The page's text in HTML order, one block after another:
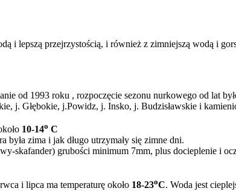
i lepszą przejrzystością, i również z zimniejszą wodą i
od 1993 roku , rozpoczęcie sezonu nurkowego od lat
j. Głębokie, j.Powidz, j. Insko, j. Budzisławskie i
10-14o C
zima i jak długo utrzymały się zimne dni.
skafander) grubości minimum 7mm, plus docieplenie i
i lipca ma temperaturę około 18-23oC. Woda jest